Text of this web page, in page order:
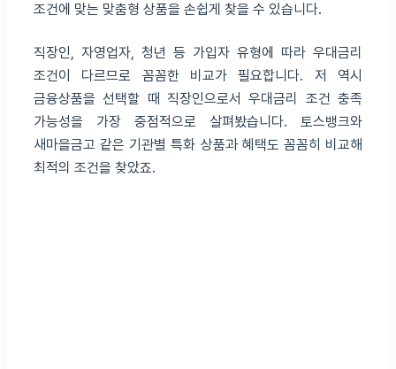
조건에 맞는 맞춤형 상품을 손쉽게 찾을 수 있습니다.
직장인, 자영업자, 청년 등 가입자 유형에 따라 우대금리
조건이 다르므로 꼼꼼한 비교가 필요합니다. 저 역시
금융상품을 선택할 때 직장인으로서 우대금리 조건 충족
가능성을 가장 중점적으로 살펴봤습니다. 토스뱅크와
새마을금고 같은 기관별 특화 상품과 혜택도 꼼꼼히 비교해
최적의 조건을 찾았죠.